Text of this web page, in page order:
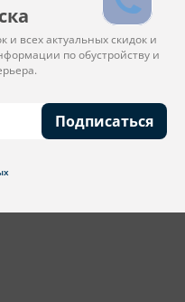
и всех актуальных скидок и
по обустройству и
Подписаться